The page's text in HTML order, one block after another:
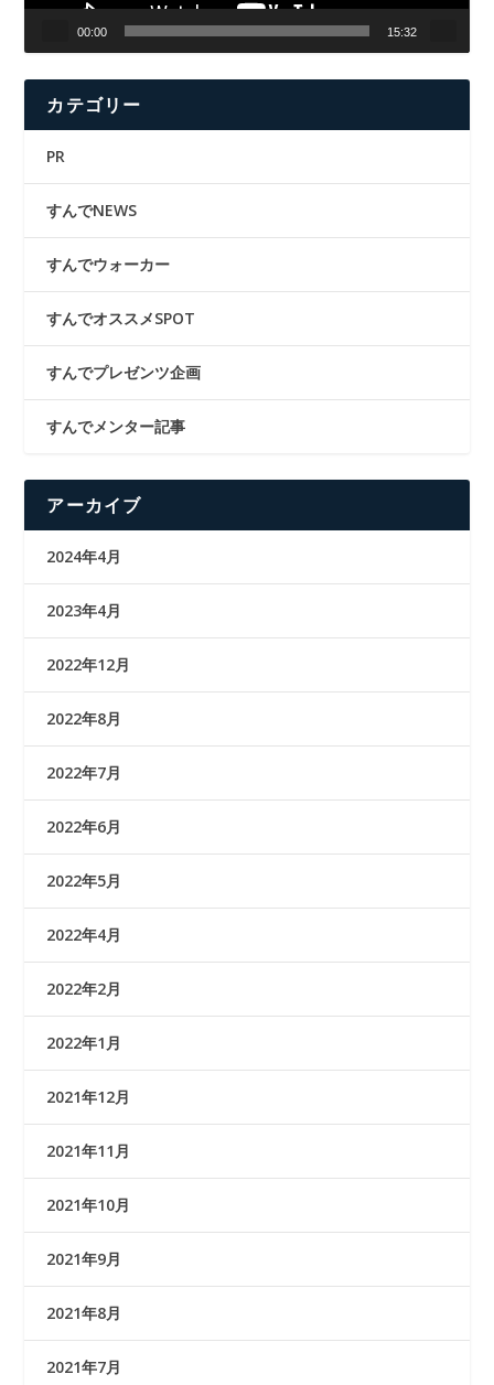
00:00 15:32
カテゴリー
PR
すんでNEWS
すんでウォーカー
すんでオススメSPOT
すんでプレゼンツ企画
すんでメンター記事
アーカイブ
2024年4月
2023年4月
2022年12月
2022年8月
2022年7月
2022年6月
2022年5月
2022年4月
2022年2月
2022年1月
2021年12月
2021年11月
2021年10月
2021年9月
2021年8月
2021年7月